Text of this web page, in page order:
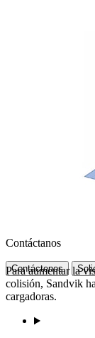
Contáctanos
Contáctenos
Para aumentar la
colisión, Sandvik
cargadoras.